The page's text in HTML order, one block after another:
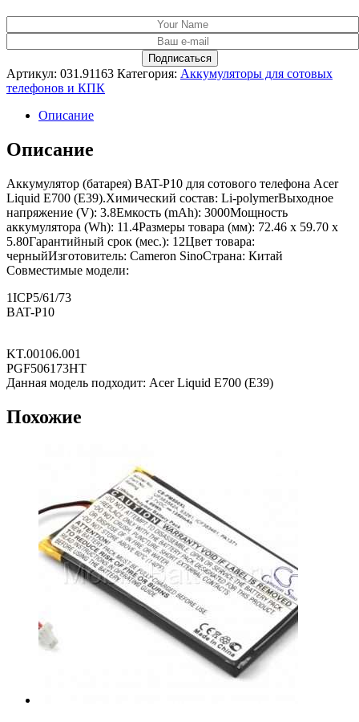
Артикул: 031.91163 Категория: Аккумуляторы для сотовых
телефонов и КПК
Описание
Описание
Аккумулятор (батарея) BAT-P10 для сотового телефона Acer
Liquid E700 (E39).Химический состав: Li-polymerВыходное
напряжение (V): 3.8Емкость (mAh): 3000Мощность
аккумулятора (Wh): 11.4Размеры товара (мм): 72.46 x 59.70 x
5.80Гарантийный срок (мес.): 12Цвет товара:
черныйИзготовитель: Cameron SinoСтрана: Китай
Совместимые модели:
1ICP5/61/73
BAT-P10
KT.00106.001
PGF506173HT
Данная модель подходит: Acer Liquid E700 (E39)
Похожие